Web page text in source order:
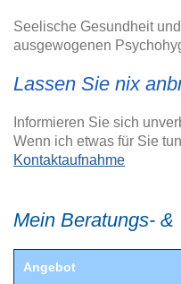
Seelische Gesundheit
ausgewogenen
Lassen Sie nix
Informieren Sie sich
Wenn ich etwas für Sie
Kontaktaufnahme
Mein Beratungs-
Angebot